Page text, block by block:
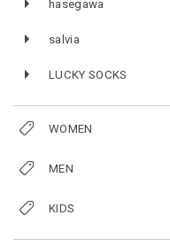
hasegawa
salvia
LUCKY SOCKS
WOMEN
MEN
KIDS